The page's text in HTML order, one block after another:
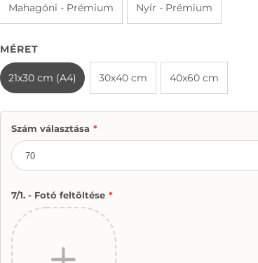
Mahagóni - Prémium Nyír - Prémium
MÉRET
21x30 cm (A4) 30x40 cm 40x60 cm
Szám választása *
7/1. - Fotó feltöltése *